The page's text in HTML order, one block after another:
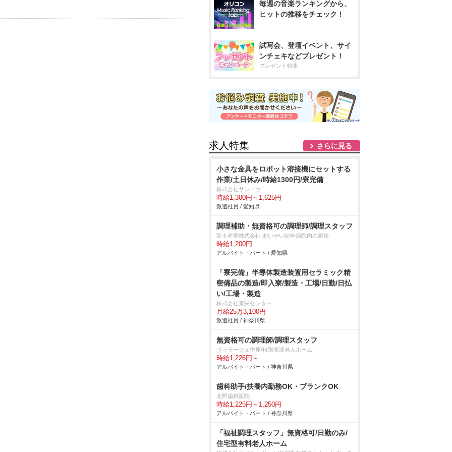
毎週の音楽ランキングから、
ヒットの推移をチェック！
試写会、登壇イベント、サイ
ンチェキなどプレゼント！
プレゼント特集
求人特集 さらに見る
小さな金具をロボット溶接機にセットする
作業/土日休み/時給1300円/寮完備
株式会社サンコウ
時給1,300円～1,625円
派遣社員 / 愛知県
調理補助・無資格可の調理師/調理スタッフ
富士産業株式会社 あいせい紀年病院内の厨房
時給1,200円
アルバイト・パート / 愛知県
「寮完備」半導体製造装置用セラミック精
密備品の製造/即入寮/製造・工場/日勤/日払
い/工場・製造
株式会社京栄センター
月給25万3,100円
派遣社員 / 神奈川県
無資格可の調理師/調理スタッフ
ヴィラージュ中原/特別養護老人ホーム
時給1,226円～
アルバイト・パート / 神奈川県
歯科助手/扶養内勤務OK・ブランクOK
北野歯科医院
時給1,225円～1,250円
アルバイト・パート / 神奈川県
「福祉調理スタッフ」無資格可/日勤のみ/
住宅型有料老人ホーム